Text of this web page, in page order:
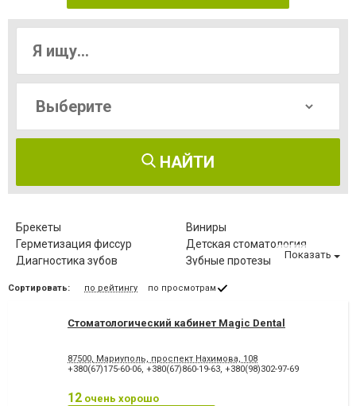
НАЙТИ
Брекеты
Виниры
Герметизация фиссур
Детская стоматология
Диагностика зубов
Зубные протезы
Клиновидный дефект зубов
Компьютерная томография
Коронка безметалловая
Коронка
цельнокерамическая
Лазерное отбеливание
стоматологии
Показать
Сортировать: по рейтингу по просмотрам
Стоматологический кабинет Magic Dental
87500, Мариуполь, проспект Нахимова, 108
+380(67)175-60-06, +380(67)860-19-63, +380(98)302-97-69
12 очень хорошо